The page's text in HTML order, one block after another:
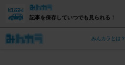
記事を保存していつでも見られる！
みんカラとは？